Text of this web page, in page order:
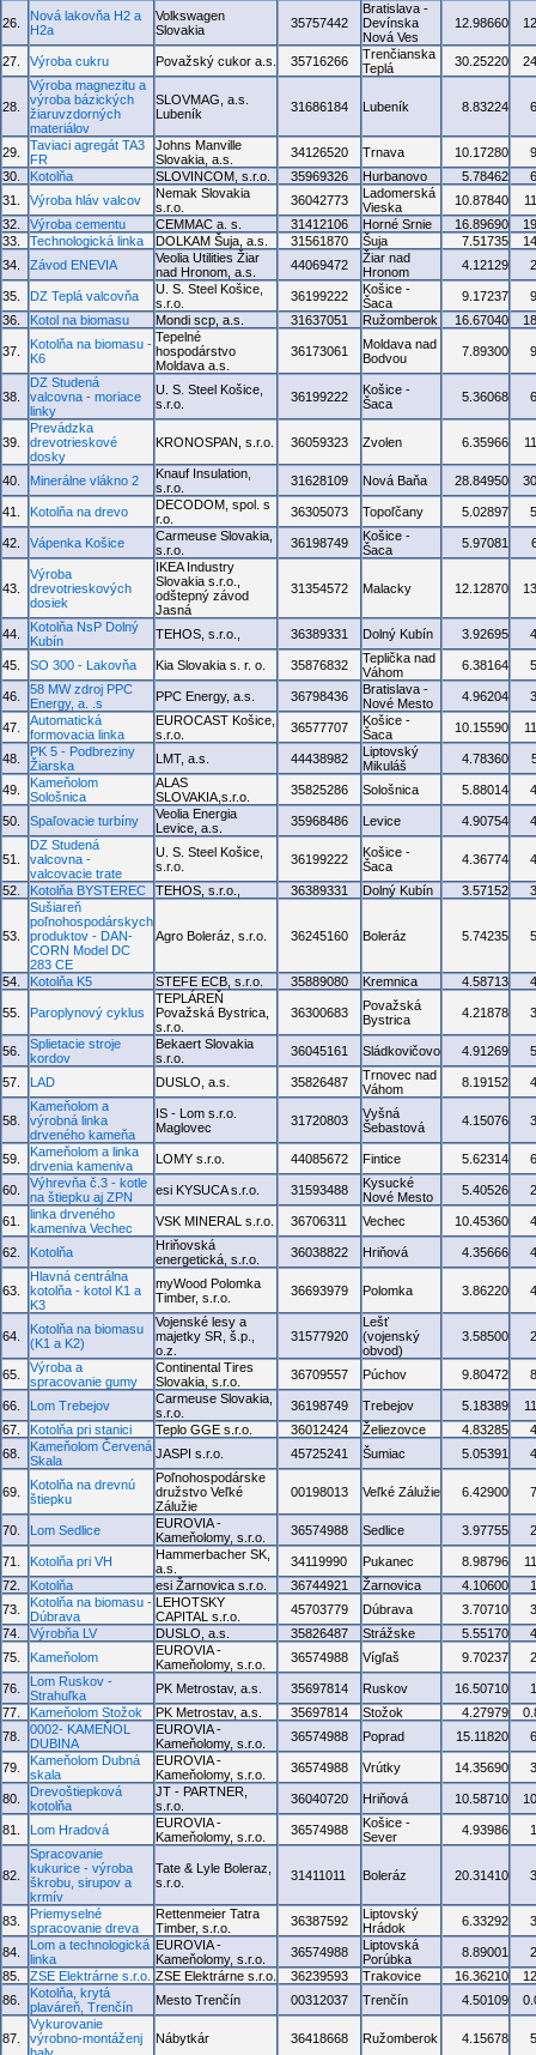
26.
Nová lakovňa H2 a
H2a
Volkswagen
Slovakia
35757442
Bratislava -
Devínska
Nová Ves
12.98660
27. Výroba cukru Považský cukor a.s. 35716266
Trenčianska
Teplá
30.25220
28.
Výroba magnezitu a
výroba bázických
žiaruvzdorných
materiálov
SLOVMAG, a.s.
Lubeník
31686184 Lubeník 8.83224
29.
Taviaci agregát TA3
FR
Johns Manville
Slovakia, a.s.
34126520 Trnava 10.17280
30.
Kotolňa SLOVINCOM, s.r.o. 35969326 Hurbanovo 5.78462
31.
Výroba hláv valcov
Nemak Slovakia
s.r.o.
36042773
Ladomerská
Vieska
10.87840
32.
Výroba cementu CEMMAC a. s. 31412106 Horné Srnie 16.89690
33.
Technologická linka DOLKAM Šuja, a.s. 31561870 Šuja 7.51735
34.
Závod ENEVIA
Veolia Utilities Žiar
nad Hronom, a.s.
44069472
Žiar nad
Hronom
4.12129
35. DZ Teplá valcovňa
U. S. Steel Košice,
s.r.o.
36199222
Košice -
Šaca
9.17237
36.
Kotol na biomasu Mondi scp, a.s. 31637051 Ružomberok 16.67040
37.
Kotolňa na biomasu -
K6
Tepelné
hospodárstvo
Moldava a.s.
36173061
Moldava nad
Bodvou
7.89300
38.
DZ Studená
valcovna - moriace
linky
U. S. Steel Košice,
s.r.o.
36199222
Košice -
Šaca
5.36068
39.
Prevádzka
drevotrieskové
dosky
KRONOSPAN, s.r.o. 36059323 Zvolen 6.35966
40. Minerálne vlákno 2
Knauf Insulation,
s.r.o.
31628109 Nová Baňa 28.84950
41. Kotolňa na drevo
DECODOM, spol. s
r.o.
36305073 Topoľčany 5.02897
42. Vápenka Košice
Carmeuse Slovakia,
s.r.o.
36198749
Košice -
Šaca
5.97081
43.
Výroba
drevotrieskových
dosiek
IKEA Industry
Slovakia s.r.o.,
odštepný závod
Jasná
31354572 Malacky 12.12870
44.
Kotolňa NsP Dolný
Kubín
TEHOS, s.r.o., 36389331 Dolný Kubín 3.92695
45. SO 300 - Lakovňa Kia Slovakia s. r. o. 35876832
Teplička nad
Váhom
6.38164
46.
58 MW zdroj PPC
Energy, a. .s
PPC Energy, a.s. 36798436
Bratislava -
Nové Mesto
4.96204
47.
Automatická
formovacia linka
EUROCAST Košice,
s.r.o.
36577707
Košice -
Šaca
10.15590
48.
PK 5 - Podbreziny
Žiarska
LMT, a.s. 44438982
Liptovský
Mikuláš
4.78360
49.
Kameňolom
Sološnica
ALAS
SLOVAKIA,s.r.o.
35825286 Sološnica 5.88014
50. Spaľovacie turbíny
Veolia Energia
Levice, a.s.
35968486 Levice 4.90754
51.
DZ Studená
valcovna -
valcovacie trate
U. S. Steel Košice,
s.r.o.
36199222
Košice -
Šaca
4.36774
52. Kotolňa BYSTEREC TEHOS, s.r.o., 36389331 Dolný Kubín 3.57152
53.
Sušiareň
poľnohospodárskych
produktov - DAN-
CORN Model DC
283 CE
Agro Boleráz, s.r.o. 36245160 Boleráz 5.74235
54. Kotolňa K5 STEFE ECB, s.r.o. 35889080 Kremnica 4.58713
55. Paroplynový cyklus
TEPLÁREŇ
Považská Bystrica,
s.r.o.
36300683
Považská
Bystrica
4.21878
56.
Splietacie stroje
kordov
Bekaert Slovakia
s.r.o.
36045161 Sládkovičovo 4.91269
57. LAD DUSLO, a.s. 35826487
Trnovec nad
Váhom
8.19152
58.
Kameňolom a
výrobná linka
drveného kameňa
IS - Lom s.r.o.
Maglovec
31720803
Vyšná
Šebastová
4.15076
59.
Kameňolom a linka
drvenia kameniva
LOMY s.r.o. 44085672 Fintice 5.62314
60.
Výhrevňa č.3 - kotle
na štiepku aj ZPN
esi KYSUCA s.r.o. 31593488
Kysucké
Nové Mesto
5.40526
61.
linka drveného
kameniva Vechec
VSK MINERAL s.r.o. 36706311 Vechec 10.45360
62. Kotolňa
Hriňovská
energetická, s.r.o.
36038822 Hriňová 4.35666
63.
Hlavná centrálna
kotolňa - kotol K1 a
K3
myWood Polomka
Timber, s.r.o.
36693979 Polomka 3.86220
64.
Kotolňa na biomasu
(K1 a K2)
Vojenské lesy a
majetky SR, š.p.,
o.z.
31577920
Lešť
(vojenský
obvod)
3.58500
65.
Výroba a
spracovanie gumy
Continental Tires
Slovakia, s.r.o.
36709557 Púchov 9.80472
66. Lom Trebejov
Carmeuse Slovakia,
s.r.o.
36198749 Trebejov 5.18389
67.
Kotolňa pri stanici Teplo GGE s.r.o. 36012424 Želiezovce 4.83285
68.
Kameňolom Červená
Skala
JASPI s.r.o. 45725241 Šumiac 5.05391
69.
Kotolňa na drevnú
štiepku
Poľnohospodárske
družstvo Veľké
Zálužie
00198013 Veľké Zálužie 6.42900
70. Lom Sedlice
EUROVIA -
Kameňolomy, s.r.o.
36574988 Sedlice 3.97755
71. Kotolňa pri VH
Hammerbacher SK,
a.s.
34119990 Pukanec 8.98796
72.
Kotolňa esi Žarnovica s.r.o. 36744921 Žarnovica 4.10600
73.
Kotolňa na biomasu -
Dúbrava
LEHOTSKY
CAPITAL s.r.o.
45703779 Dúbrava 3.70710
74.
Výrobňa LV DUSLO, a.s. 35826487 Strážske 5.55170
75.
Kameňolom
EUROVIA -
Kameňolomy, s.r.o.
36574988 Vígľaš 9.70237
76.
Lom Ruskov -
Strahuľka
PK Metrostav, a.s. 35697814 Ruskov 16.50710
77.
Kameňolom Stožok PK Metrostav, a.s. 35697814 Stožok 4.27979
78.
0002- KAMEŇOL
DUBINA
EUROVIA -
Kameňolomy, s.r.o.
36574988 Poprad 15.11820
79.
Kameňolom Dubná
skala
EUROVIA -
Kameňolomy, s.r.o.
36574988 Vrútky 14.35690
80.
Drevoštiepková
kotolňa
JT - PARTNER,
s.r.o.
36040720 Hriňová 10.58710
81. Lom Hradová
EUROVIA -
Kameňolomy, s.r.o.
36574988
Košice -
Sever
4.93986
82.
Spracovanie
kukurice - výroba
škrobu, sirupov a
krmív
Tate & Lyle Boleraz,
s.r.o.
31411011 Boleráz 20.31410
83.
Priemyselné
spracovanie dreva
Rettenmeier Tatra
Timber, s.r.o.
36387592
Liptovský
Hrádok
6.33292
84.
Lom a technologická
linka
EUROVIA -
Kameňolomy, s.r.o.
36574988
Liptovská
Porúbka
8.89001
85.
ZSE Elektrárne s.r.o. ZSE Elektrárne s.r.o. 36239593 Trakovice 16.36210
86.
Kotolňa, krytá
plaváreň, Trenčín
Mesto Trenčín 00312037 Trenčín 4.50109
87.
Vykurovanie
výrobno-montáženj
Nábytkár 36418668 Ružomberok 4.15678